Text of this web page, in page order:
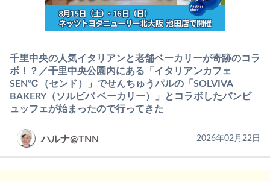
千里中央の人気イタリアンと老舗ベーカリーが奇跡のコラ
ボ！？／千里中央公園内にある「イタリアンカフェ
SEN℃（センド）」でせんちゅうパルの「SOLVIVA
BAKERY（ソルビバ ベーカリー）」とコラボしたパンビ
ュッフェが始まったので行ってきた
ハルナ@TNN 2026年02月22日